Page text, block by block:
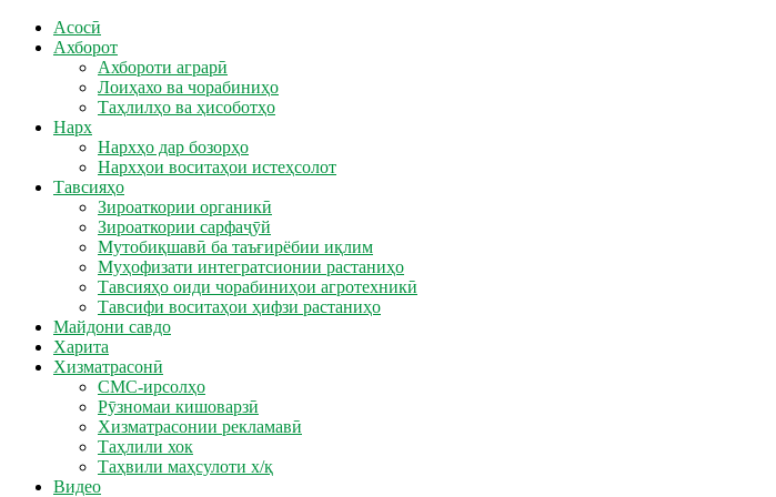
Асосӣ
Ахборот
Ахбороти аграрӣ
Лоиҳахо ва чорабиниҳо
Таҳлилҳо ва ҳисоботҳо
Нарх
Нархҳо дар бозорҳо
Нархҳои воситаҳои истеҳсолот
Тавсияҳо
Зироаткории органикӣ
Зироаткории сарфаҷӯй
Мутобиқшавӣ ба таъғирёбии иқлим
Муҳофизати интегратсионии растаниҳо
Тавсияҳо оиди чорабиниҳои агротехникӣ
Тавсифи воситаҳои ҳифзи растаниҳо
Майдони савдо
Харита
Хизматрасонӣ
СМС-ирсолҳо
Рӯзномаи кишоварзӣ
Хизматрасонии рекламавӣ
Таҳлили хок
Таҳвили маҳсулоти х/қ
Видео